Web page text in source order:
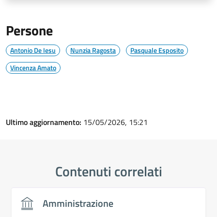
Persone
Antonio De Iesu Nunzia Ragosta
Pasquale Esposito
Vincenza Amato
Ultimo aggiornamento: 15/05/2026, 15:21
Contenuti correlati
Amministrazione